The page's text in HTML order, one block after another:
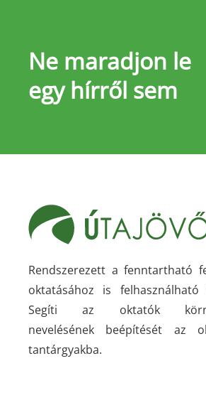
Ne maradjon le
egy hírről sem
Rendszerezett a fenntartható
oktatásához is felhasználható
Segíti az oktatók
nevelésének beépítését az
tantárgyakba.